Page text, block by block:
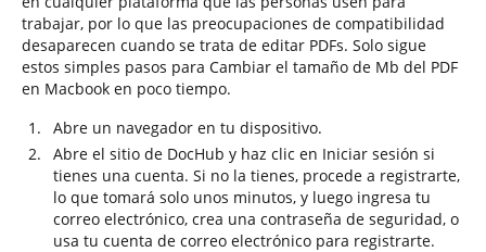
trabajar, por lo que las preocupaciones de compatibilidad
desaparecen cuando se trata de editar PDFs. Solo sigue
estos simples pasos para Cambiar el tamaño de Mb del PDF
en Macbook en poco tiempo.
Abre un navegador en tu dispositivo.
Abre el sitio de DocHub y haz clic en Iniciar sesión si
tienes una cuenta. Si no la tienes, procede a registrarte,
lo que tomará solo unos minutos, y luego ingresa tu
correo electrónico, crea una contraseña de seguridad, o
usa tu cuenta de correo electrónico para registrarte.